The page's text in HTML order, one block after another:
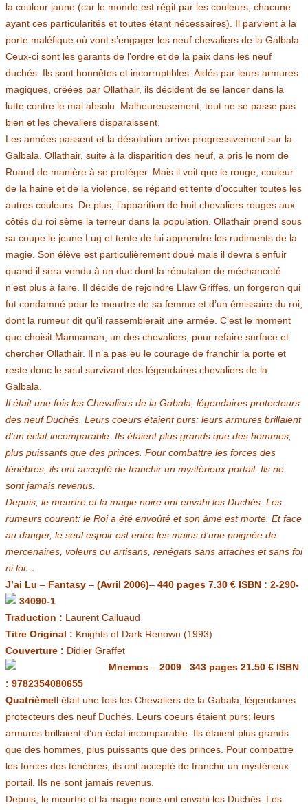
la couleur jaune (car le monde est régit par les couleurs, chacune
ayant ces particularités et toutes étant nécessaires). Il parvient à la
porte maléfique où vont s’engager les neuf chevaliers de la Galbala.
Ceux-ci sont les garants de l’ordre et de la paix dans les neuf
duchés. Ils sont honnêtes et incorruptibles. Aidés par leurs armures
magiques, créées par Ollathair, ils décident de se lancer dans la
lutte contre le mal absolu. Malheureusement, tout ne se passe pas
bien et les chevaliers disparaissent.
Les années passent et la désolation arrive progressivement sur la
Galbala. Ollathair, suite à la disparition des neuf, a pris le nom de
Ruaud de manière à se protéger. Mais il voit que le rouge, couleur
de la haine et de la violence, se répand et tente d’occulter toutes les
autres couleurs. De plus, l’apparition de huit chevaliers rouges aux
côtés du roi sème la terreur dans la population. Ollathair prend sous
sa coupe le jeune Lug et tente de lui apprendre les rudiments de la
magie. Son élève est particulièrement doué mais il devra s’enfuir
quand il sera vendu à un duc dont la réputation de méchanceté
n’est plus à faire. Il décide de rejoindre Llaw Griffes, un forgeron qui
fut condamné pour le meurtre de sa femme et d’un émissaire du roi,
dont la rumeur dit qu’il rassemblerait une armée. C’est le moment
que choisit Mannaman, un des chevaliers, pour refaire surface et
chercher Ollathair. Il n’a pas eu le courage de franchir la porte et
reste donc le seul survivant des légendaires chevaliers de la
Galbala.
Il était une fois les Chevaliers de la Gabala, légendaires protecteurs
des neuf Duchés. Leurs coeurs étaient purs; leurs armures brillaient
d’un éclat incomparable. Ils étaient plus grands que des hommes,
plus puissants que des princes. Pour combattre les forces des
ténèbres, ils ont accepté de franchir un mystérieux portail. Ils ne
sont jamais revenus.
Depuis, le meurtre et la magie noire ont envahi les Duchés. Les
rumeurs courent: le Roi a été envoûté et son âme est morte. Et face
au danger, le seul espoir est entre les mains d’une poignée de
mercenaires, voleurs ou artisans, renégats sans attaches et sans foi
ni loi…
J’ai Lu – Fantasy – (Avril 2006)– 440 pages 7.30 € ISBN : 2-290-
34090-1
Traduction : Laurent Calluaud
Titre Original : Knights of Dark Renown (1993)
Couverture : Didier Graffet
Mnemos – 2009– 343 pages 21.50 € ISBN
: 9782354080655
QuatrièmeIl était une fois les Chevaliers de la Gabala, légendaires
protecteurs des neuf Duchés. Leurs coeurs étaient purs; leurs
armures brillaient d’un éclat incomparable. Ils étaient plus grands
que des hommes, plus puissants que des princes. Pour combattre
les forces des ténèbres, ils ont accepté de franchir un mystérieux
portail. Ils ne sont jamais revenus.
Depuis, le meurtre et la magie noire ont envahi les Duchés. Les